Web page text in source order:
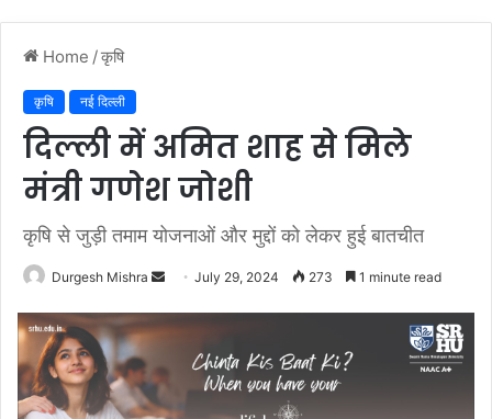
Home /कृषि
कृषि नई दिल्ली
दिल्ली में अमित शाह से मिले
मंत्री गणेश जोशी
कृषि से जुड़ी तमाम योजनाओं और मुद्दों को लेकर हुई बातचीत
Durgesh Mishra
Send
email
July 29, 2024 273 1 minute read